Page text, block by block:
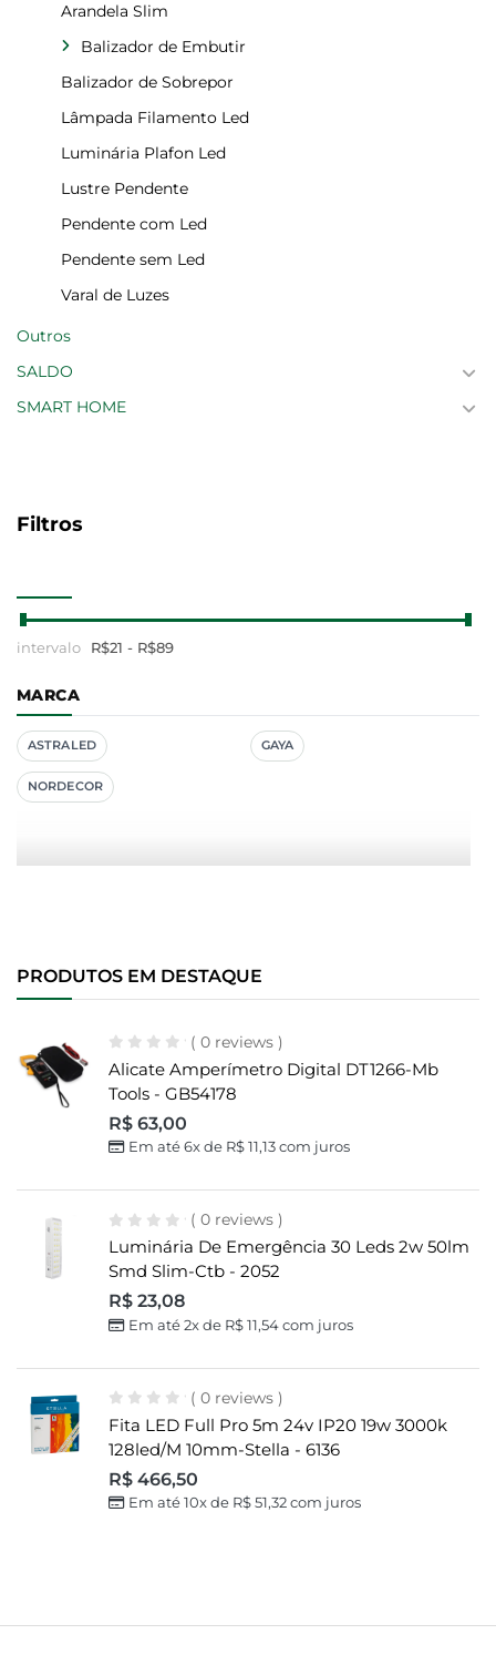
Arandela Slim
Balizador de Embutir
Balizador de Sobrepor
Lâmpada Filamento Led
Luminária Plafon Led
Lustre Pendente
Pendente com Led
Pendente sem Led
Varal de Luzes
Outros
SALDO
SMART HOME
Filtros
R$21 - R$89
MARCA
ASTRALED GAYA
NORDECOR
PRODUTOS EM DESTAQUE
( 0 reviews )
Alicate Amperímetro Digital DT1266-Mb
Tools - GB54178
R$ 63,00
Em até 6x de R$11,13com juros
( 0 reviews )
Luminária De Emergência 30 Leds 2w 50lm
Smd Slim-Ctb - 2052
R$ 23,08
Em até 2x de R$11,54com juros
( 0 reviews )
Fita LED Full Pro 5m 24v IP20 19w 3000k
128led/m 10mm-Stella - 6136
R$ 466,50
Em até 10x de R$51,32com juros